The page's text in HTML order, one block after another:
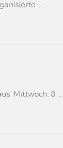
...
Mittwoch, 8. ...